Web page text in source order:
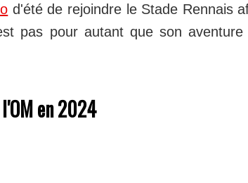
d'été de rejoindre le Stade Rennais
pas pour autant que son aventure
en 2024